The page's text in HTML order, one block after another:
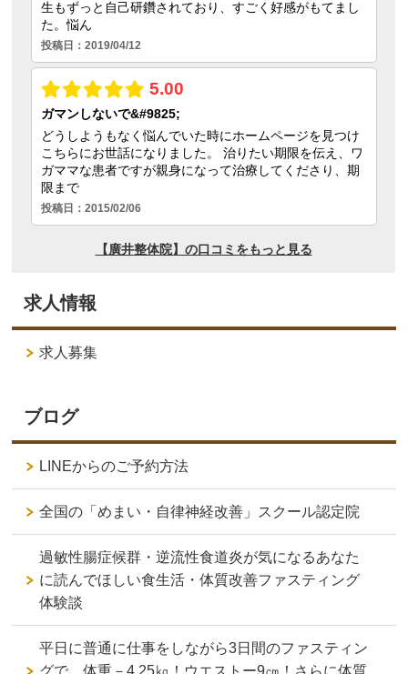
求人情報
求人募集
ブログ
LINEからのご予約方法
全国の「めまい・自律神経改善」スクール認定院
過敏性腸症候群・逆流性食道炎が気になるあなた
に読んでほしい食生活・体質改善ファスティング
体験談
平日に普通に仕事をしながら3日間のファスティン
グで、体重－4.25㎏！ウエストー9㎝！さらに体質